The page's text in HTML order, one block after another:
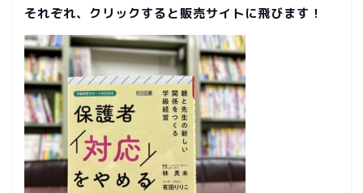
それぞれ、クリックすると販売サイトに飛びます！